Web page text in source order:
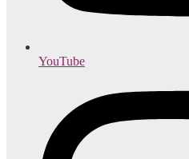
YouTube